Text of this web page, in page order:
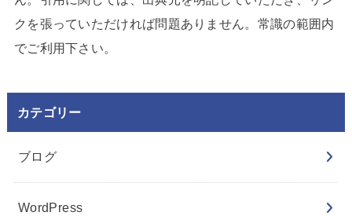
クを張っていただければ問題ありません。常識の範囲内
でご利用下さい。
カテゴリー
ブログ
WordPress